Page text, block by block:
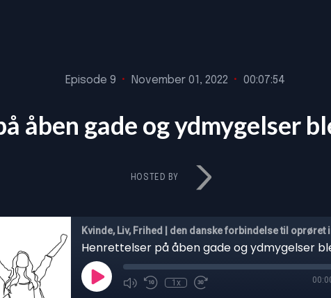
Episode 9 • November 01, 2022 • 00:07:54
åben gade og ydmygelser
HOSTED BY
Kvinde, Liv, Frihed | den danske forbindelse til oprøret
1x